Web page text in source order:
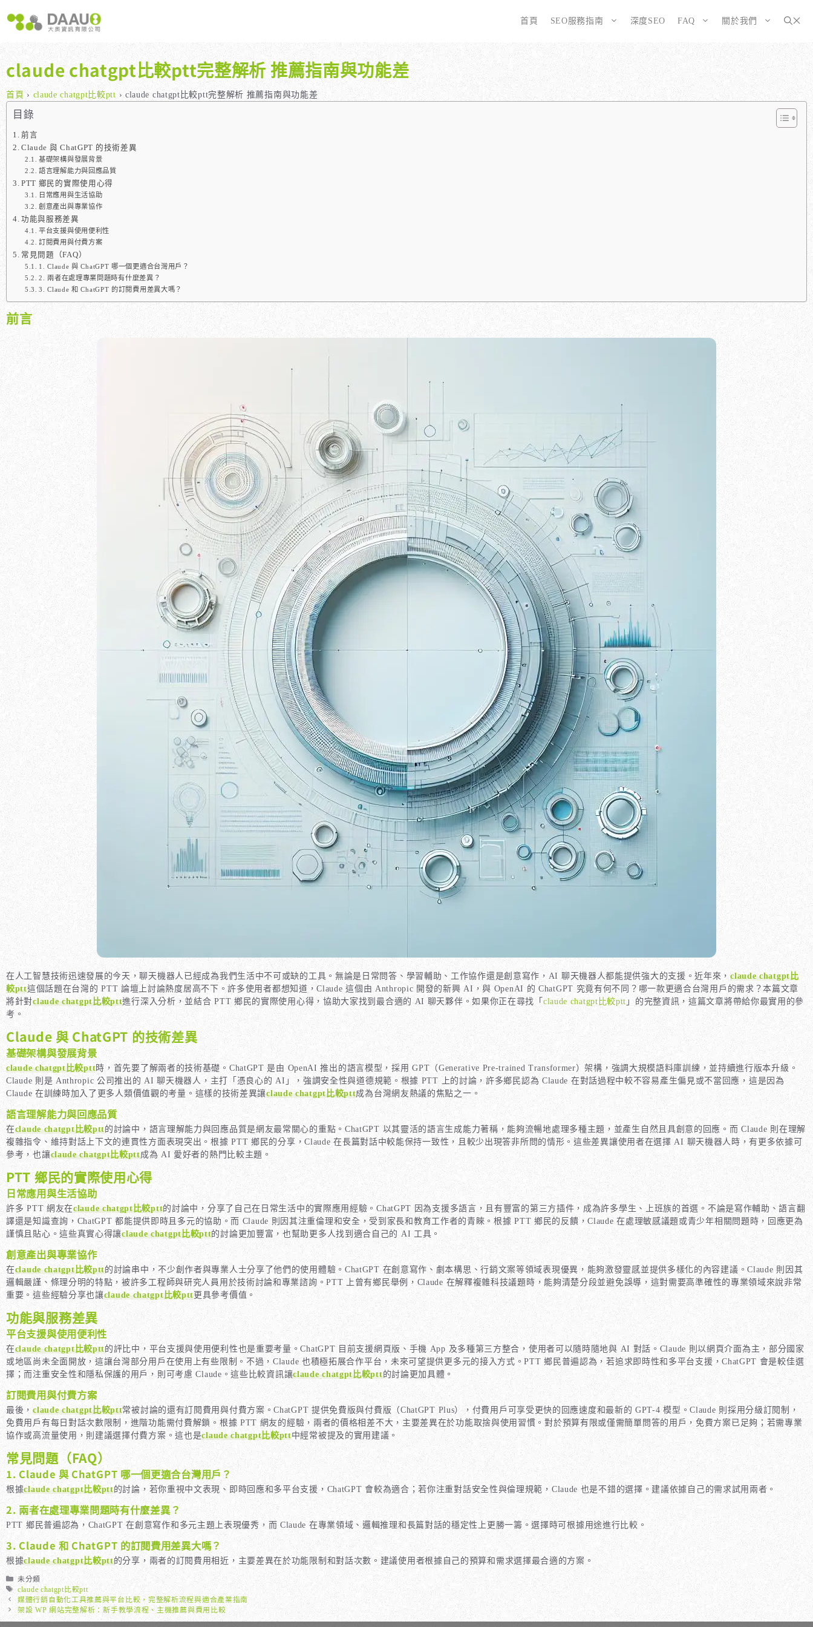
至
內
容
首頁 SEO服務指南
大奧獨家 AISEO矩陣系統｜SEO自動化輕鬆佈局關鍵字
八大專業SEO服務：網站流量快速成長
SEO 救星：你的網站沒有自然流量嗎？
專業SEO撰寫：提升網站SEO自然排序
維基百科：提升品牌形象與SEO的雙贏策略
網站系統開發：打造高效能業務需求的網站
全面優化網站語法：提升SEO表現
關鍵字分析：精準制定SEO策略
為SEO而生的網站
選擇CMS或客製化網站：為您的打造完美SEO網站
深度SEO FAQ
如何開始 SEO？新手指南
SEO 的定義與基本概念
SEO 的運作原理
SEO 的重要性：為什麼企業需要它？
什麼是白帽SEO、灰帽SEO與黑帽SEO？
我們提供哪些 SEO 服務？
如何知道哪些服務最適合我的業務？
廣告行銷基礎知識
廣告平台與策略選擇
大奧資訊的網站架設服務包含哪些項目？
如何確保網站符合 SEO 標準？
關於我們
claude chatgpt比較ptt完整解析 推薦指南與功能差
首頁 › claude chatgpt比較ptt › claude chatgpt比較ptt完整解析 推薦指南與功能差
目錄
前言
Claude 與 ChatGPT 的技術差異
基礎架構與發展背景
語言理解能力與回應品質
PTT 鄉民的實際使用心得
日常應用與生活協助
創意產出與專業協作
功能與服務差異
平台支援與使用便利性
訂閱費用與付費方案
常見問題（FAQ）
1. Claude 與 ChatGPT 哪一個更適合台灣用戶？
2. 兩者在處理專業問題時有什麼差異？
3. Claude 和 ChatGPT 的訂閱費用差異大嗎？
前言
在人工智慧技術迅速發展的今天，聊天機器人已經成為我們生活中不可或缺的工具。無論是日常問答、學習輔助、工作協作還是創意寫作，AI 聊天機器人都能提供強大的支援。近年來，claude chatgpt比
較ptt這個話題在台灣的 PTT 論壇上討論熱度居高不下。許多使用者都想知道，Claude 這個由 Anthropic 開發的新興 AI，與 OpenAI 的 ChatGPT 究竟有何不同？哪一款更適合台灣用戶的需求？本篇文章
將針對claude chatgpt比較ptt進行深入分析，並結合 PTT 鄉民的實際使用心得，協助大家找到最合適的 AI 聊天夥伴。如果你正在尋找「 claude chatgpt比較ptt 」的完整資訊，這篇文章將帶給你最實用的參
考。
Claude 與 ChatGPT 的技術差異
基礎架構與發展背景
claude chatgpt比較ptt時，首先要了解兩者的技術基礎。ChatGPT 是由 OpenAI 推出的語言模型，採用 GPT（Generative Pre-trained Transformer）架構，強調大規模語料庫訓練，並持續進行版本升級。
Claude 則是 Anthropic 公司推出的 AI 聊天機器人，主打「憑良心的 AI」，強調安全性與道德規範。根據 PTT 上的討論，許多鄉民認為 Claude 在對話過程中較不容易產生偏見或不當回應，這是因為
Claude 在訓練時加入了更多人類價值觀的考量。這樣的技術差異讓claude chatgpt比較ptt成為台灣網友熱議的焦點之一。
語言理解能力與回應品質
在claude chatgpt比較ptt的討論中，語言理解能力與回應品質是網友最常關心的重點。ChatGPT 以其靈活的語言生成能力著稱，能夠流暢地處理多種主題，並產生自然且具創意的回應。而 Claude 則在理解
複雜指令、維持對話上下文的連貫性方面表現突出。根據 PTT 鄉民的分享，Claude 在長篇對話中較能保持一致性，且較少出現答非所問的情形。這些差異讓使用者在選擇 AI 聊天機器人時，有更多依據可
參考，也讓claude chatgpt比較ptt成為 AI 愛好者的熱門比較主題。
PTT 鄉民的實際使用心得
日常應用與生活協助
許多 PTT 網友在claude chatgpt比較ptt的討論中，分享了自己在日常生活中的實際應用經驗。ChatGPT 因為支援多語言，且有豐富的第三方插件，成為許多學生、上班族的首選。不論是寫作輔助、語言翻
譯還是知識查詢，ChatGPT 都能提供即時且多元的協助。而 Claude 則因其注重倫理和安全，受到家長和教育工作者的青睞。根據 PTT 鄉民的反饋，Claude 在處理敏感議題或青少年相關問題時，回應更為
謹慎且貼心。這些真實心得讓claude chatgpt比較ptt的討論更加豐富，也幫助更多人找到適合自己的 AI 工具。
創意產出與專業協作
在claude chatgpt比較ptt的討論串中，不少創作者與專業人士分享了他們的使用體驗。ChatGPT 在創意寫作、劇本構思、行銷文案等領域表現優異，能夠激發靈感並提供多樣化的內容建議。Claude 則因其
邏輯嚴謹、條理分明的特點，被許多工程師與研究人員用於技術討論和專業諮詢。PTT 上曾有鄉民舉例，Claude 在解釋複雜科技議題時，能夠清楚分段並避免誤導，這對需要高準確性的專業領域來說非常
重要。這些經驗分享也讓claude chatgpt比較ptt更具參考價值。
功能與服務差異
平台支援與使用便利性
在claude chatgpt比較ptt的評比中，平台支援與使用便利性也是重要考量。ChatGPT 目前支援網頁版、手機 App 及多種第三方整合，使用者可以隨時隨地與 AI 對話。Claude 則以網頁介面為主，部分國家
或地區尚未全面開放，這讓台灣部分用戶在使用上有些限制。不過，Claude 也積極拓展合作平台，未來可望提供更多元的接入方式。PTT 鄉民普遍認為，若追求即時性和多平台支援，ChatGPT 會是較佳選
擇；而注重安全性和隱私保護的用戶，則可考慮 Claude。這些比較資訊讓claude chatgpt比較ptt的討論更加具體。
訂閱費用與付費方案
最後，claude chatgpt比較ptt常被討論的還有訂閱費用與付費方案。ChatGPT 提供免費版與付費版（ChatGPT Plus），付費用戶可享受更快的回應速度和最新的 GPT-4 模型。Claude 則採用分級訂閱制，
免費用戶有每日對話次數限制，進階功能需付費解鎖。根據 PTT 網友的經驗，兩者的價格相差不大，主要差異在於功能取捨與使用習慣。對於預算有限或僅需簡單問答的用戶，免費方案已足夠；若需專業
協作或高流量使用，則建議選擇付費方案。這也是claude chatgpt比較ptt中經常被提及的實用建議。
常見問題（FAQ）
1. Claude 與 ChatGPT 哪一個更適合台灣用戶？
根據claude chatgpt比較ptt的討論，若你重視中文表現、即時回應和多平台支援，ChatGPT 會較為適合；若你注重對話安全性與倫理規範，Claude 也是不錯的選擇。建議依據自己的需求試用兩者。
2. 兩者在處理專業問題時有什麼差異？
PTT 鄉民普遍認為，ChatGPT 在創意寫作和多元主題上表現優秀，而 Claude 在專業領域、邏輯推理和長篇對話的穩定性上更勝一籌。選擇時可根據用途進行比較。
3. Claude 和 ChatGPT 的訂閱費用差異大嗎？
根據claude chatgpt比較ptt的分享，兩者的訂閱費用相近，主要差異在於功能限制和對話次數。建議使用者根據自己的預算和需求選擇最合適的方案。
分
類
未分類
標
籤
claude chatgpt比較ptt
媒體行銷自動化工具推薦與平台比較，完整解析流程與適合產業指南
架設 WP 網站完整解析：新手教學流程、主機推薦與費用比較